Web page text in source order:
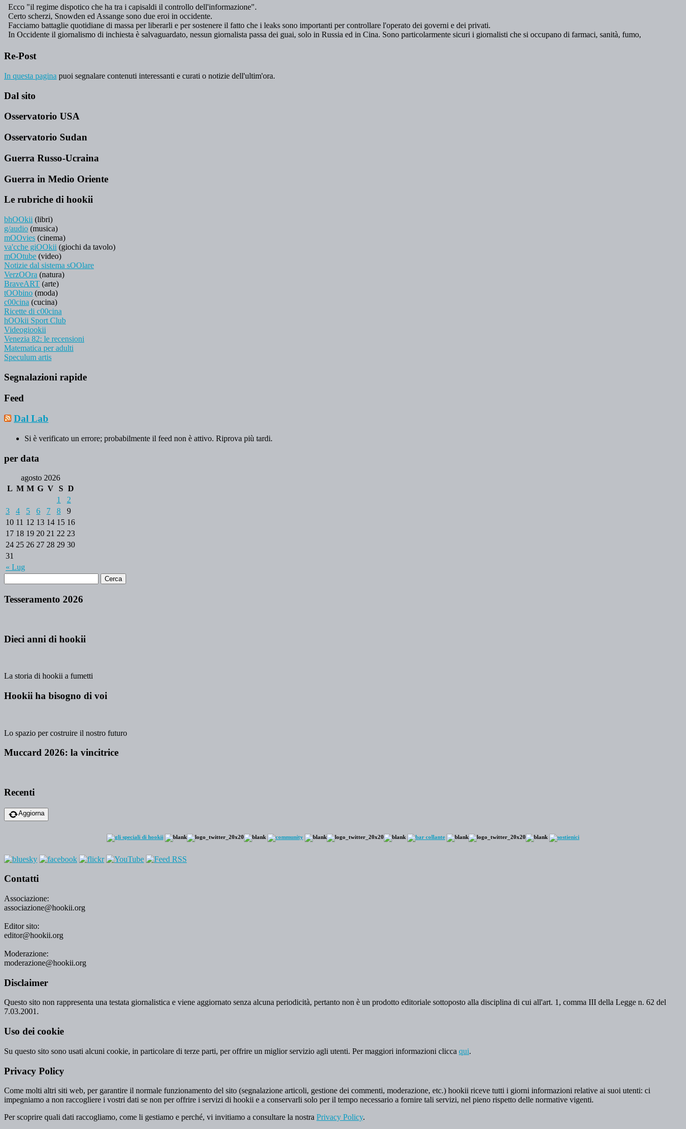
Re-Post
In questa pagina puoi segnalare contenuti interessanti e curati o notizie dell'ultim'ora.
Dal sito
Osservatorio USA
Osservatorio Sudan
Guerra Russo-Ucraina
Guerra in Medio Oriente
Le rubriche di hookii
bhOOkii (libri)
g/audio (musica)
mOOvies (cinema)
va'cche giOOkii (giochi da tavolo)
mOOtube (video)
Notizie dal sistema sOOlare
VerzOOra (natura)
BraveART (arte)
tOObino (moda)
c00cina (cucina)
Ricette di c00cina
hOOkii Sport Club
Videogiookii
Venezia 82: le recensioni
Matematica per adulti
Speculum artis
Segnalazioni rapide
Feed
Dal Lab
Si è verificato un errore; probabilmente il feed non è attivo. Riprova più tardi.
per data
agosto 2026
L M M G V S D
« Lug
1
2
3
4 5 6 7 8
9
10 11 12 13 14 15 16
17 18 19 20 21 22 23
24 25 26 27 28 29 30
31
Tesseramento 2026
Dieci anni di hookii
La storia di hookii a fumetti
Hookii ha bisogno di voi
Lo spazio per costruire il nostro futuro
Muccard 2026: la vincitrice
Recenti
Aggiorna
Contatti
Associazione:
associazione@hookii.org
Editor sito:
editor@hookii.org
Moderazione:
moderazione@hookii.org
Disclaimer
Questo sito non rappresenta una testata giornalistica e viene aggiornato senza alcuna periodicità, pertanto non è un prodotto editoriale sottoposto alla disciplina di cui all'art. 1, comma III della Legge n. 62 del
7.03.2001.
Uso dei cookie
Su questo sito sono usati alcuni cookie, in particolare di terze parti, per offrire un miglior servizio agli utenti. Per maggiori informazioni clicca qui.
Privacy Policy
Come molti altri siti web, per garantire il normale funzionamento del sito (segnalazione articoli, gestione dei commenti, moderazione, etc.) hookii riceve tutti i giorni informazioni relative ai suoi utenti: ci
impegniamo a non raccogliere i vostri dati se non per offrire i servizi di hookii e a conservarli solo per il tempo necessario a fornire tali servizi, nel pieno rispetto delle normative vigenti.
Per scoprire quali dati raccogliamo, come li gestiamo e perché, vi invitiamo a consultare la nostra Privacy Policy.